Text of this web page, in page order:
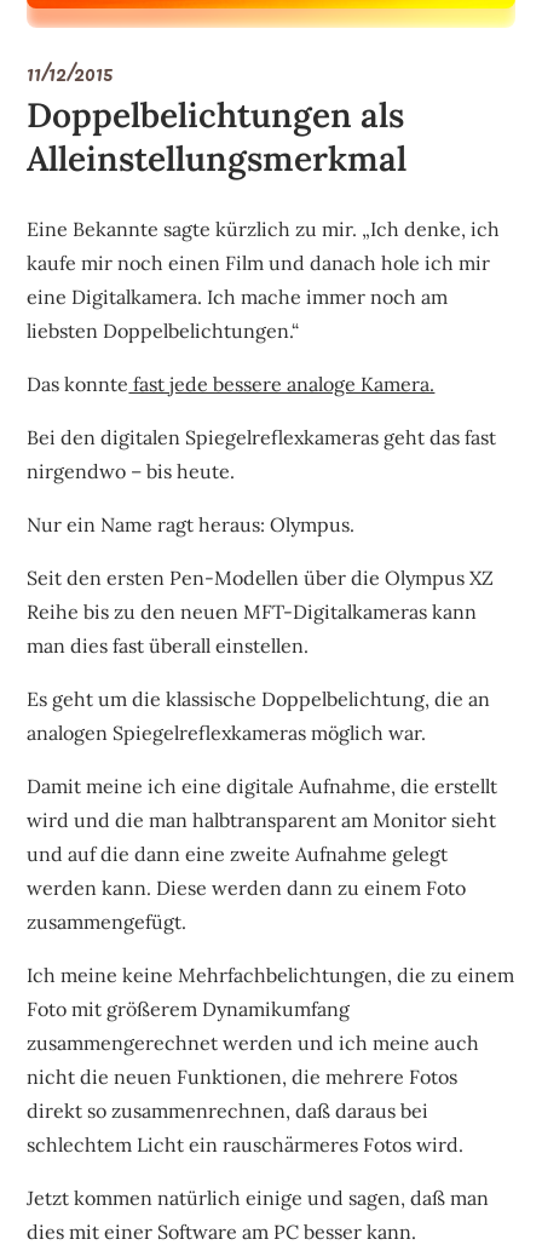
11/12/2015
Doppelbelichtungen als
Alleinstellungsmerkmal
Eine Bekannte sagte kürzlich zu mir. „Ich denke, ich
kaufe mir noch einen Film und danach hole ich mir
eine Digitalkamera. Ich mache immer noch am
liebsten Doppelbelichtungen.“
Das konnte fast jede bessere analoge Kamera.
Bei den digitalen Spiegelreflexkameras geht das fast
nirgendwo – bis heute.
Nur ein Name ragt heraus: Olympus.
Seit den ersten Pen-Modellen über die Olympus XZ
Reihe bis zu den neuen MFT-Digitalkameras kann
man dies fast überall einstellen.
Es geht um die klassische Doppelbelichtung, die an
analogen Spiegelreflexkameras möglich war.
Damit meine ich eine digitale Aufnahme, die erstellt
wird und die man halbtransparent am Monitor sieht
und auf die dann eine zweite Aufnahme gelegt
werden kann. Diese werden dann zu einem Foto
zusammengefügt.
Ich meine keine Mehrfachbelichtungen, die zu einem
Foto mit größerem Dynamikumfang
zusammengerechnet werden und ich meine auch
nicht die neuen Funktionen, die mehrere Fotos
direkt so zusammenrechnen, daß daraus bei
schlechtem Licht ein rauschärmeres Fotos wird.
Jetzt kommen natürlich einige und sagen, daß man
dies mit einer Software am PC besser kann.